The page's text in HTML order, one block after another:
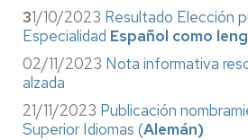
31/10/2023 Resultado Elección
Especialidad Español como
02/11/2023 Nota informativa
alzada
21/11/2023 Publicación
Superior Idiomas (Alemán)